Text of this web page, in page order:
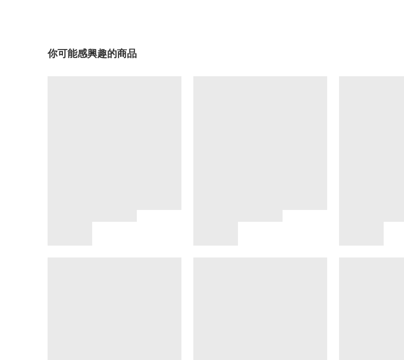
你可能感興趣的商品